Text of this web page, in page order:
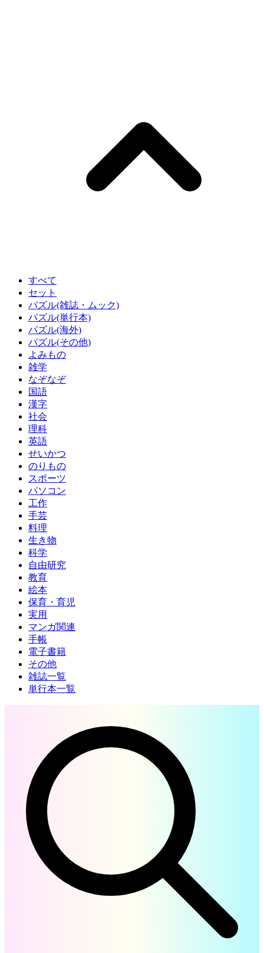
すべて
セット
パズル(雑誌・ムック)
パズル(単行本)
パズル(海外)
パズル(その他)
よみもの
雑学
なぞなぞ
国語
漢字
社会
理科
英語
せいかつ
のりもの
スポーツ
パソコン
工作
手芸
料理
生き物
科学
自由研究
教育
絵本
保育・育児
実用
マンガ関連
手帳
電子書籍
その他
雑誌一覧
単行本一覧